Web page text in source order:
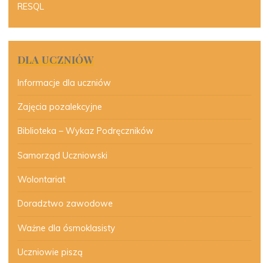
RESQL
DLA UCZNIÓW
Informacje dla uczniów
Zajęcia pozalekcyjne
Biblioteka – Wykaz Podręczników
Samorząd Uczniowski
Wolontariat
Doradztwo zawodowe
Ważne dla ósmoklasisty
Uczniowie piszą